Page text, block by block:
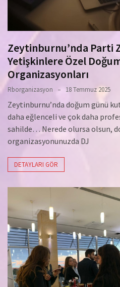
Zeytinburnu’nda Parti
Yetişkinlere Özel
Organizasyonları
Rborganizasyon 18 Temmuz 2025
Zeytinburnu’nda doğum günü
daha eğlenceli ve çok daha
sahilde… Nerede olursa olsun,
organizasyonunuzda DJ
DETAYLARI GÖR